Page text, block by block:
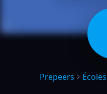
Prepeers Écoles